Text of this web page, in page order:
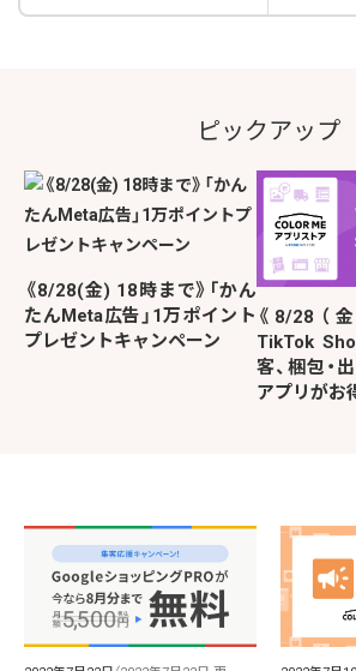
ピックアップ
《8/28(金) 18時まで》「かん
たんMeta広告」1万ポイント
プレゼントキャンペーン
《8/28（
TikTok
客、梱包・
アプリがお